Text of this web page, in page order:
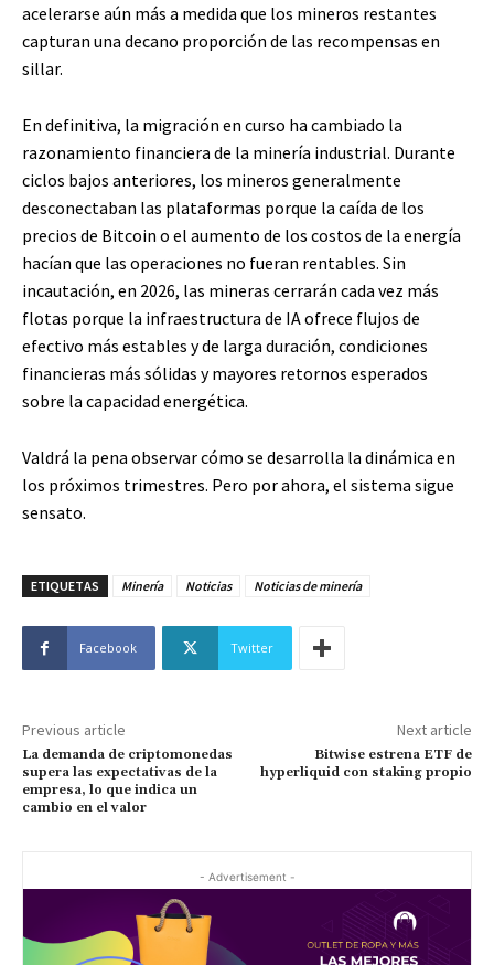
acelerarse aún más a medida que los mineros restantes
capturan una decano proporción de las recompensas en
sillar.
En definitiva, la migración en curso ha cambiado la
razonamiento financiera de la minería industrial. Durante
ciclos bajos anteriores, los mineros generalmente
desconectaban las plataformas porque la caída de los
precios de Bitcoin o el aumento de los costos de la energía
hacían que las operaciones no fueran rentables. Sin
incautación, en 2026, las mineras cerrarán cada vez más
flotas porque la infraestructura de IA ofrece flujos de
efectivo más estables y de larga duración, condiciones
financieras más sólidas y mayores retornos esperados
sobre la capacidad energética.
Valdrá la pena observar cómo se desarrolla la dinámica en
los próximos trimestres. Pero por ahora, el sistema sigue
sensato.
ETIQUETAS Minería Noticias Noticias de minería
Facebook Twitter
Previous article
La demanda de criptomonedas
supera las expectativas de la
empresa, lo que indica un
cambio en el valor
Next article
Bitwise estrena ETF de
hyperliquid con staking propio
- Advertisement -